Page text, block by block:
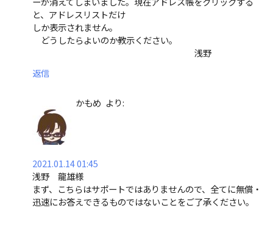
と、アドレスリストだけ
しか表示されません。
どうしたらよいのか教示ください。
浅野
返信
かもめ より:
2021.01.14 01:45
浅野 龍雄様
まず、こちらはサポートではありませんので、全てに無償・
迅速にお答えできるものではないことをご了承ください。